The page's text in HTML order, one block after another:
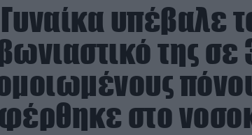
υπέβαλε
της
στο